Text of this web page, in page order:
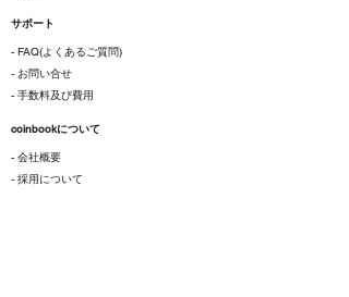
サポート
- FAQ(よくあるご質問)
- お問い合せ
- 手数料及び費用
coinbookについて
- 会社概要
- 採用について